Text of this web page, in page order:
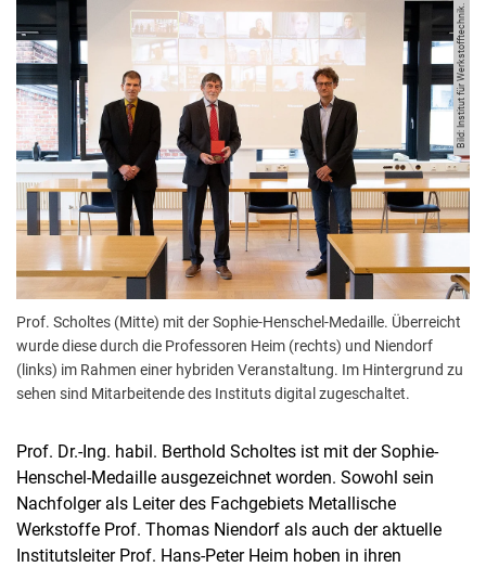
Bild: Institut für Werkstofftechnik.
Prof. Scholtes (Mitte) mit der Sophie-Henschel-Medaille. Überreicht
wurde diese durch die Professoren Heim (rechts) und Niendorf
(links) im Rahmen einer hybriden Veranstaltung. Im Hintergrund zu
sehen sind Mitarbeitende des Instituts digital zugeschaltet.
Prof. Dr.-Ing. habil. Berthold Scholtes ist mit der Sophie-
Henschel-Medaille ausgezeichnet worden. Sowohl sein
Nachfolger als Leiter des Fachgebiets Metallische
Werkstoffe Prof. Thomas Niendorf als auch der aktuelle
Institutsleiter Prof. Hans-Peter Heim hoben in ihren